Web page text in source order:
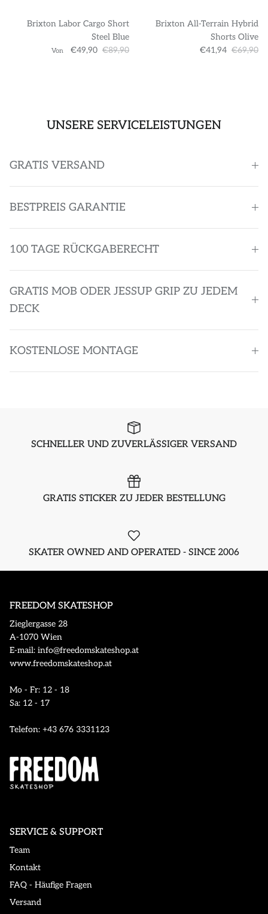
Brixton Labor Cargo Short
Steel Blue
Von €49,90 €89,90
Brixton All-Terrain Hybrid
Shorts Olive
€41,94 €69,90
UNSERE SERVICELEISTUNGEN
GRATIS VERSAND
BESTPREIS GARANTIE
100 TAGE RÜCKGABERECHT
GRATIS MOB ODER JESSUP GRIP ZU JEDEM
DECK
KOSTENLOSE MONTAGE
SCHNELLER UND ZUVERLÄSSIGER VERSAND
GRATIS STICKER ZU JEDER BESTELLUNG
SKATER OWNED AND OPERATED - SINCE 2006
FREEDOM SKATESHOP
Zieglergasse 28
A-1070 Wien
E-mail: info@freedomskateshop.at
www.freedomskateshop.at
Mo - Fr: 12 - 18
Sa: 12 - 17
Telefon: +43 676 3331123
SERVICE & SUPPORT
Team
Kontakt
FAQ - Häufige Fragen
Versand